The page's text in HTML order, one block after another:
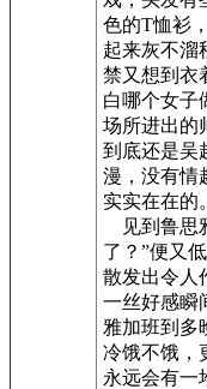
色的T恤衫
起来灰不溜
禁又想到衣
白哪个女子
场所进出的
到底还是吴
漫，没有情
实实在在的。
见到鲁思
了？”便又
散发出令人
一丝好感瞬
雅加班到多
冷饿不饿，
永远会有一